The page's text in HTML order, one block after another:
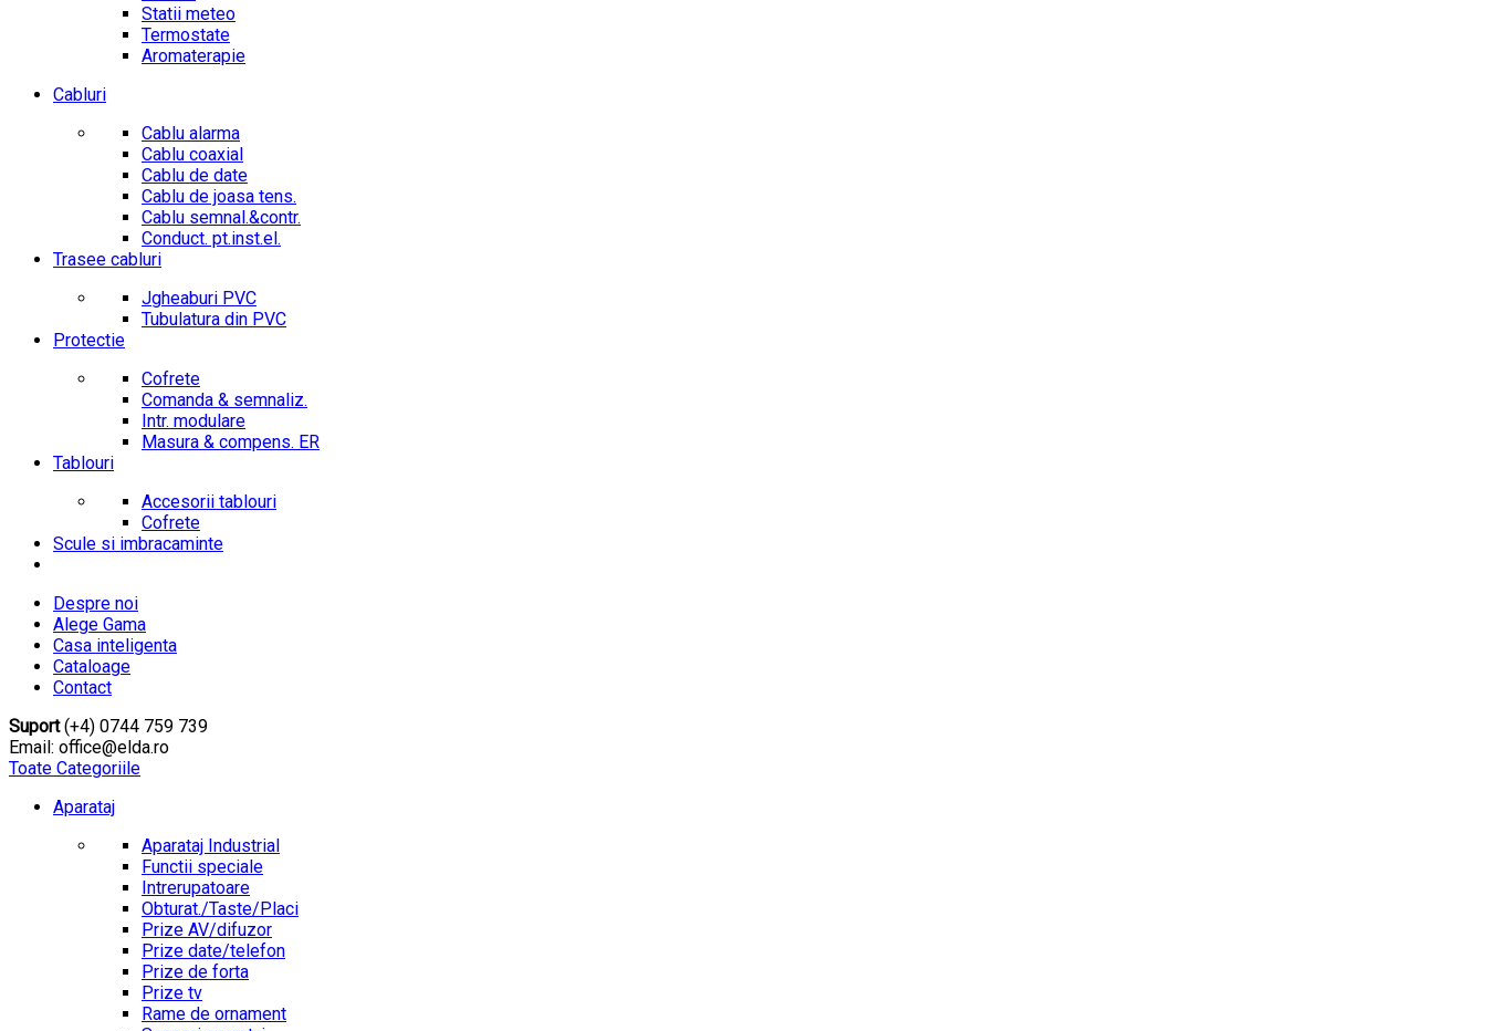
Statii meteo
Termostate
Aromaterapie
Cabluri
Cablu alarma
Cablu coaxial
Cablu de date
Cablu de joasa tens.
Cablu semnal.&contr.
Conduct. pt.inst.el.
Trasee cabluri
Jgheaburi PVC
Tubulatura din PVC
Protectie
Cofrete
Comanda & semnaliz.
Intr. modulare
Masura & compens. ER
Tablouri
Accesorii tablouri
Cofrete
Scule si imbracaminte
Despre noi
Alege Gama
Casa inteligenta
Cataloage
Contact
Suport(+4) 0744 759 739
Email: office@elda.ro
Toate Categoriile
Aparataj
Aparataj Industrial
Functii speciale
Intrerupatoare
Obturat./Taste/Placi
Prize AV/difuzor
Prize date/telefon
Prize de forta
Prize tv
Rame de ornament